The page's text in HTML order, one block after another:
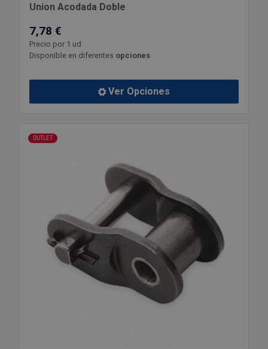
Union Acodada Doble
7,78 €
Precio por 1 ud
Disponible en diferentes opciones
Ver Opciones
OUTLET